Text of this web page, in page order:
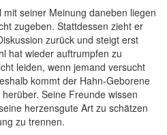
seiner Meinung daneben liegen
zugeben. Stattdessen zieht er
zurück und steigt erst
hat wieder auftrumpfen zu
leiden, wenn jemand versucht
kommt der Hahn-Geborene
Seine Freunde wissen
herzensgute Art zu schätzen
zu trennen.